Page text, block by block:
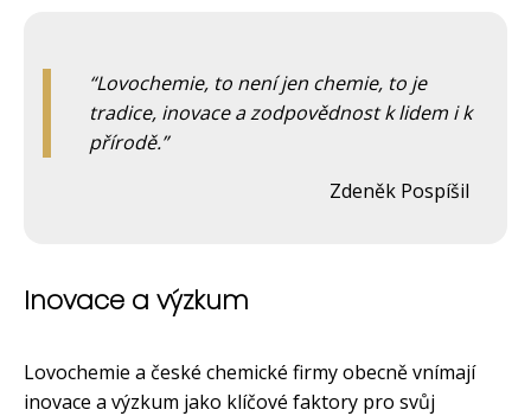
Lovochemie, to není jen chemie, to je
tradice, inovace a zodpovědnost k lidem i k
přírodě.
Zdeněk Pospíšil
Inovace a výzkum
Lovochemie a české chemické firmy obecně vnímají
inovace a výzkum jako klíčové faktory pro svůj